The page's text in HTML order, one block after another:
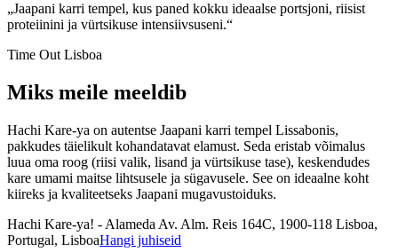
Jaapani karri tempel, kus paned kokku ideaalse portsjoni, riisist
proteiinini ja vürtsikuse intensiivsuseni.
Time Out Lisboa
Miks meile meeldib
Hachi Kare-ya on autentse Jaapani karri tempel Lissabonis,
pakkudes täielikult kohandatavat elamust. Seda eristab võimalus
luua oma roog (riisi valik, lisand ja vürtsikuse tase), keskendudes
kare umami maitse lihtsusele ja sügavusele. See on ideaalne koht
kiireks ja kvaliteetseks Jaapani mugavustoiduks.
Hachi Kare-ya! - Alameda Av. Alm. Reis 164C, 1900-118 Lisboa,
Portugal, LisboaHangi juhiseid